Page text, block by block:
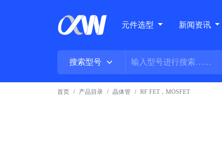
元件选型 新闻资讯
首页 产品目录 晶体管 RF FET，MOSFET